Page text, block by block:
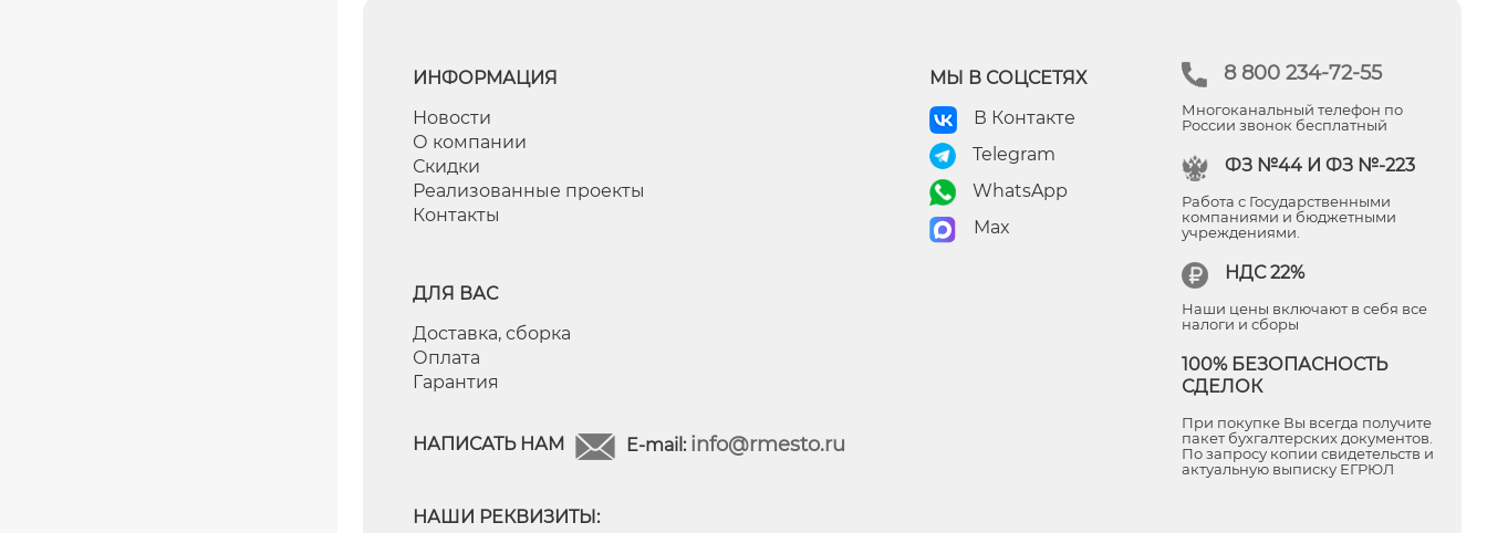
ИНФОРМАЦИЯ
Новости
О компании
Скидки
Реализованные проекты
Контакты
ДЛЯ ВАС
Доставка, сборка
Оплата
Гарантия
НАПИСАТЬ НАМ E-mail: info@rmesto.ru
НАШИ РЕКВИЗИТЫ:
8 800 234-72-55
Многоканальный телефон по
России звонок бесплатный
ФЗ №44 И ФЗ №-223
Работа с Государственными
компаниями и бюджетными
учреждениями.
НДС 22%
Наши цены включают в себя все
налоги и сборы
100% БЕЗОПАСНОСТЬ
СДЕЛОК
При покупке Вы всегда получите
пакет бухгалтерских документов.
По запросу копии свидетельств и
актуальную выписку ЕГРЮЛ
МЫ В СОЦСЕТЯХ
В Контакте
Telegram
WhatsApp
Max